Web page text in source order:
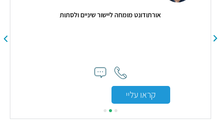
אורתודונט מומחה ליישור שיניים ולסתות
קראו עליי